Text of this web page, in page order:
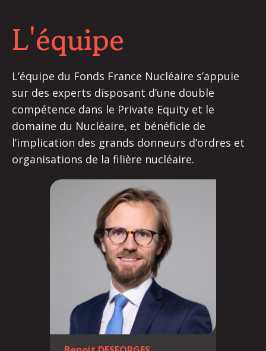
L'équipe
L’équipe du Fonds France Nucléaire s’appuie
sur des experts disposant d’une double
compétence dans le Private Equity et le
domaine du Nucléaire, et bénéficie de
l’implication des grands donneurs d’ordres et
organisations de la filière nucléaire.